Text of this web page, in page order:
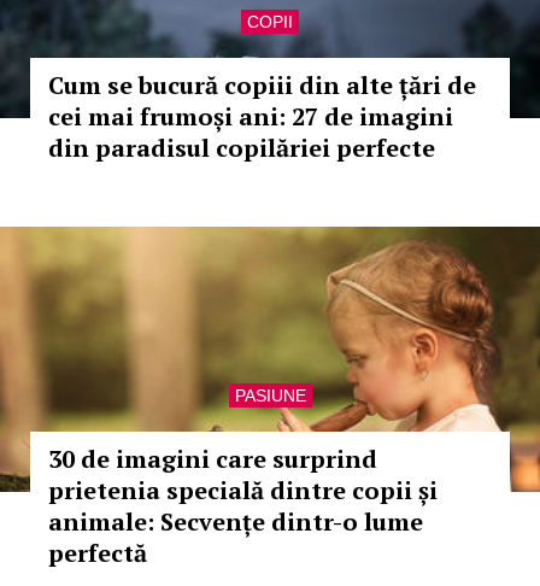
COPII
Cum se bucură copiii din alte țări de
cei mai frumoși ani: 27 de imagini
din paradisul copilăriei perfecte
PASIUNE
30 de imagini care surprind
prietenia specială dintre copii și
animale: Secvențe dintr-o lume
perfectă